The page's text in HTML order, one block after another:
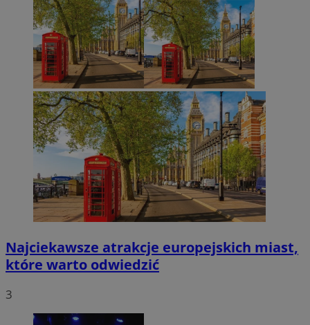
Najciekawsze atrakcje europejskich miast,
które warto odwiedzić
3